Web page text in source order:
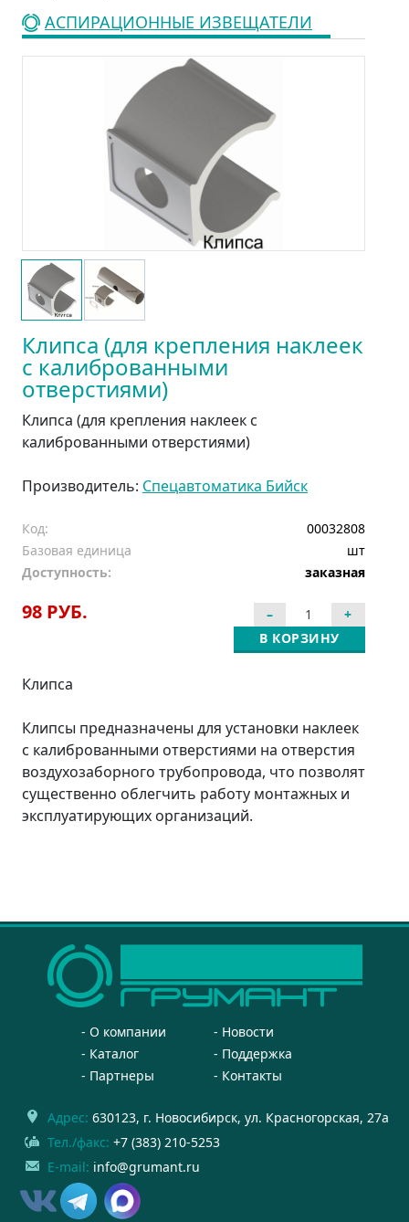
АСПИРАЦИОННЫЕ ИЗВЕЩАТЕЛИ
Клипса (для крепления наклеек
с калиброванными
отверстиями)
Клипса (для крепления наклеек с
калиброванными отверстиями)
Производитель: Спецавтоматика Бийск
Код:
00032808
Базовая единица
шт
Доступность:
заказная
98 РУБ.
В КОРЗИНУ
Клипса
Клипсы предназначены для установки наклеек
с калиброванными отверстиями на отверстия
воздухозаборного трубопровода, что позволят
существенно облегчить работу монтажных и
эксплуатирующих организаций.
О компании
Новости
Каталог
Поддержка
Партнеры
Контакты
Адрес: 630123, г. Новосибирск, ул. Красногорская, 27а
Тел./факс: +7 (383) 210-5253
E-mail: info@grumant.ru